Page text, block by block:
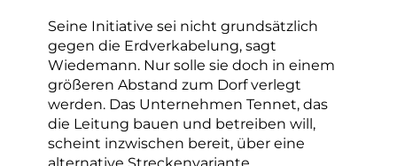
Seine Initiative sei nicht grundsätzlich
gegen die Erdverkabelung, sagt
Wiedemann. Nur solle sie doch in einem
größeren Abstand zum Dorf verlegt
werden. Das Unternehmen Tennet, das
die Leitung bauen und betreiben will,
scheint inzwischen bereit, über eine